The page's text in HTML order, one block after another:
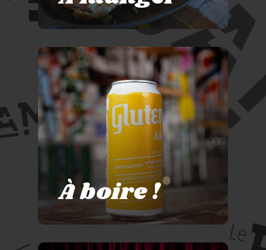
À boire !